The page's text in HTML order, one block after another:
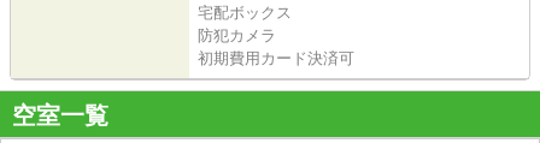
宅配ボックス
防犯カメラ
初期費用カード決済可
空室一覧